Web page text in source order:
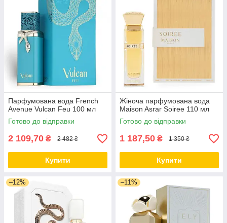
Парфумована вода French
Avenue Vulcan Feu 100 мл
Готово до відправки
2 109,70 ₴ 2 482 ₴
Купити
Жіноча парфумована вода
Maison Asrar Soiree 110 мл
Готово до відправки
1 187,50 ₴ 1 350 ₴
Купити
–12% –11%